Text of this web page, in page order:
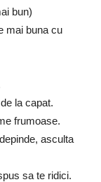
bun)
mai buna cu
la capat.
frumoase.
asculta
sa te ridici.